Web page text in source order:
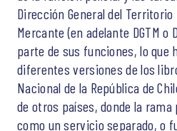
Dirección General del
Mercante (en adelante DGTM o
parte de sus funciones, lo que
diferentes versiones de los
Nacional de la República de
de otros países, donde la
como un servicio separado, o